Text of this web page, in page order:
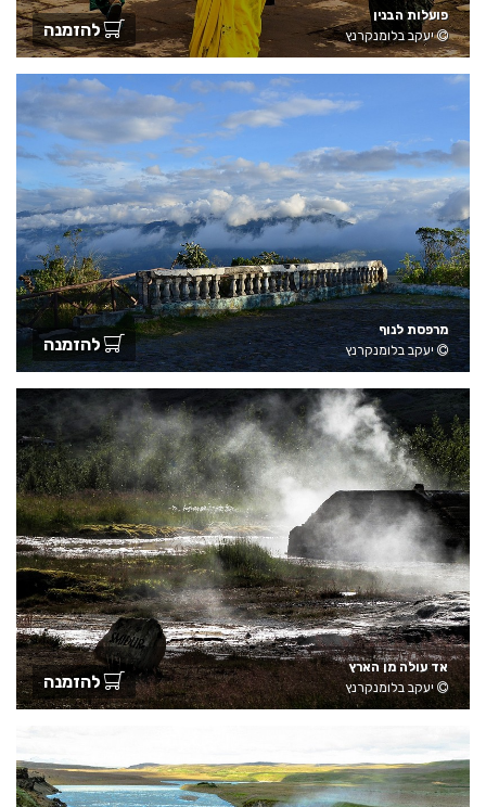
פועלות הבנין
יעקב בלומנקרנץ
להזמנה
מרפסת לנוף
יעקב בלומנקרנץ
להזמנה
אד עולה מן הארץ
יעקב בלומנקרנץ
להזמנה